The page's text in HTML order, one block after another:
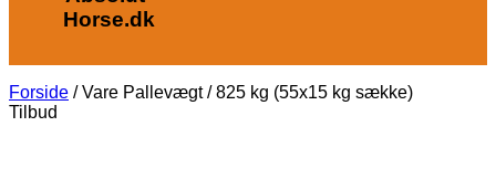
Horse.dk
Forside /Vare Pallevægt/825 kg (55x15 kg sække)
Tilbud